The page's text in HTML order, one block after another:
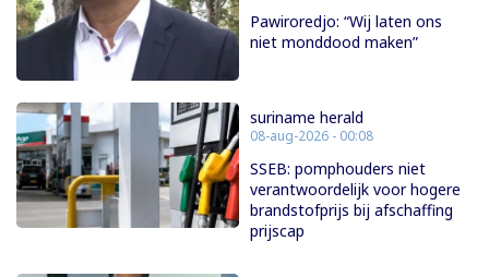
Pawiroredjo: “Wij laten ons
niet monddood maken”
suriname herald
08-aug-2026 - 00:08
SSEB: pomphouders niet
verantwoordelijk voor hogere
brandstofprijs bij afschaffing
prijscap